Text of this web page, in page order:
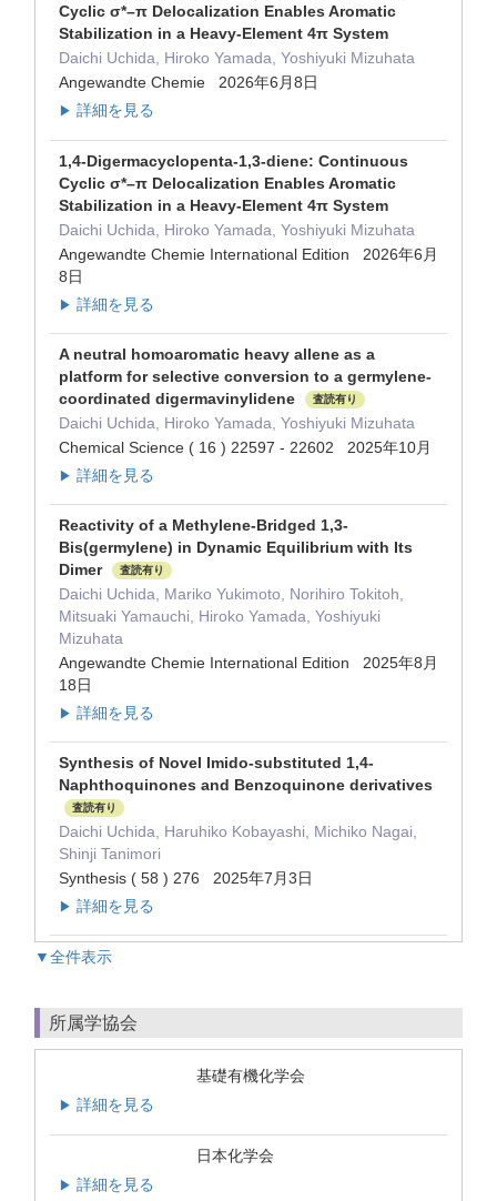
Cyclic σ*–π Delocalization Enables Aromatic
Stabilization in a Heavy‐Element 4π System
Daichi Uchida, Hiroko Yamada, Yoshiyuki Mizuhata
Angewandte Chemie 2026年6月8日
▶ 詳細を見る
1,4‐Digermacyclopenta‐1,3‐diene: Continuous
Cyclic σ*–π Delocalization Enables Aromatic
Stabilization in a Heavy‐Element 4π System
Daichi Uchida, Hiroko Yamada, Yoshiyuki Mizuhata
Angewandte Chemie International Edition 2026年6月
8日
▶ 詳細を見る
A neutral homoaromatic heavy allene as a
platform for selective conversion to a germylene-
coordinated digermavinylidene
査読有り
Daichi Uchida, Hiroko Yamada, Yoshiyuki Mizuhata
Chemical Science ( 16 ) 22597 - 22602 2025年10月
▶ 詳細を見る
Reactivity of a Methylene‐Bridged 1,3‐
Bis(germylene) in Dynamic Equilibrium with Its
Dimer
査読有り
Daichi Uchida, Mariko Yukimoto, Norihiro Tokitoh,
Mitsuaki Yamauchi, Hiroko Yamada, Yoshiyuki
Mizuhata
Angewandte Chemie International Edition 2025年8月
18日
▶ 詳細を見る
Synthesis of Novel Imido-substituted 1,4-
Naphthoquinones and Benzoquinone derivatives
査読有り
Daichi Uchida, Haruhiko Kobayashi, Michiko Nagai,
Shinji Tanimori
Synthesis ( 58 ) 276 2025年7月3日
▶ 詳細を見る
▼全件表示
所属学協会
基礎有機化学会
▶ 詳細を見る
日本化学会
▶ 詳細を見る